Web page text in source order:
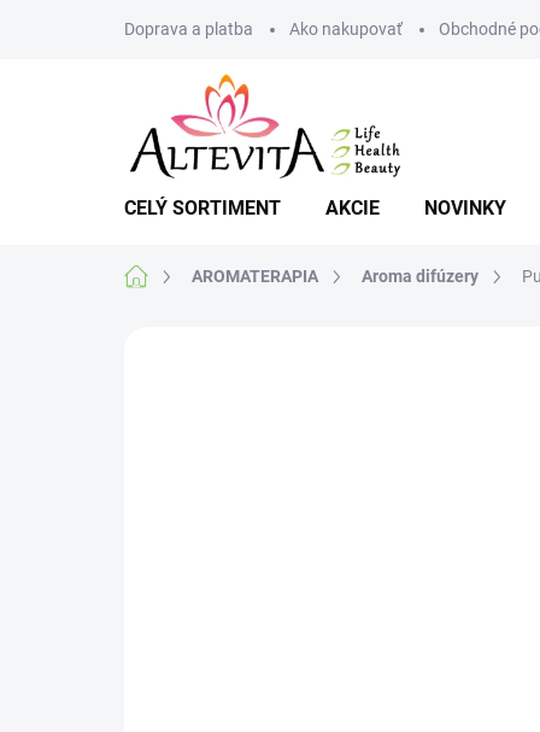
Doprava a platba Ako nakupovať Obchodné
CELÝ SORTIMENT AKCIE NOVINKY
DomovAROMATERAPIA Aroma difúzery